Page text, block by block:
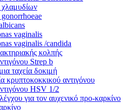
χλαμυδίων
vaginalis
vaginalis /candida
κολπής
Strep b
ταχεία δοκιμή
κρυπτοκοκκικού αντιγόνου
HSV 1/2
για τον αυχενικό προ-καρκίνο